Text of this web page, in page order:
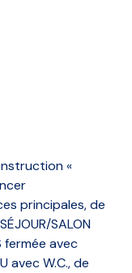
«
principales, de
SALON
fermée avec
avec W.C., de